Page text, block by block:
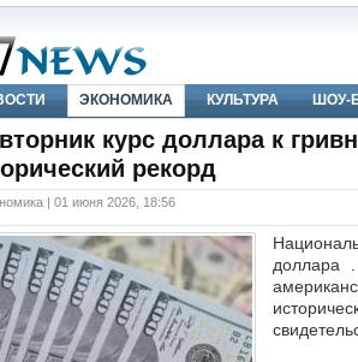
ЭКОНОМИКА КУЛЬТУРА ШОУ-
курс доллара к
рекорд
| 01 июня 2026, 18:56
доллара